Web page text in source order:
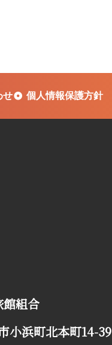
せ 個人情報保護方針
館組合
小浜町北本町14-39